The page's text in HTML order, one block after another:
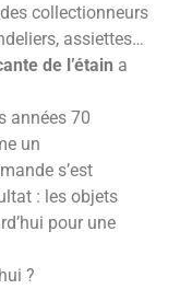
collectionneurs
assiettes…
de l’étain a
années 70
un
s’est
: les objets
pour une
?